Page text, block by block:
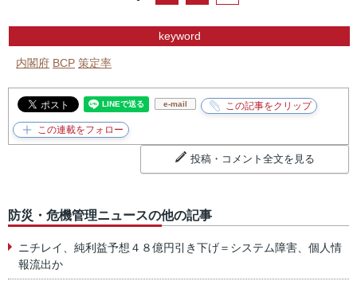
keyword
内閣府 BCP 策定率
e-mail
投稿・コメント全文を見る
防災・危機管理ニュースの他の記事
ニチレイ、純利益予想４８億円引き下げ＝システム障害、個人情
報流出か